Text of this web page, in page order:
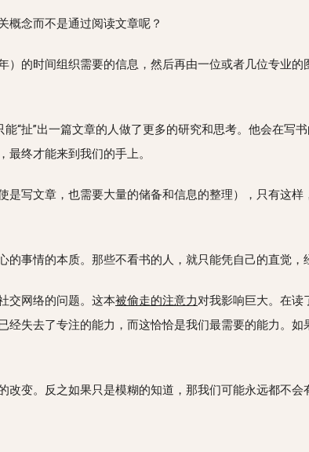
概念而不是通过阅读文章呢？
的时间组织需要的信息，然后再由一位或者几位专业
“扯”出一篇文章的人做了更多的研究和思考。他会在
终才能来到我们的手上。
写文章，也需要大量的储备和信息的整理），只有这
事情的本质。那些不看书的人，就只能凭自己的直觉
交网络的问题。这本被偷走的注意力对我影响巨大。在读
失去了专注的能力，而这恰恰是我们最需要的能力。
变。反之如果只是模糊的知道，那我们可能永远都不会